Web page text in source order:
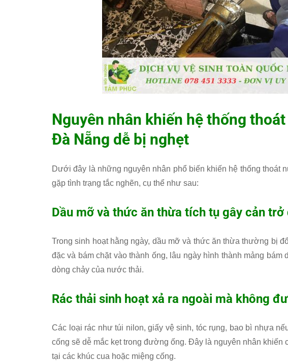
Nguyên nhân khiến hệ thống
Đà Nẵng dễ bị nghẹt
Dưới đây là những nguyên nhân phổ biến khiến hệ thống
gặp tình trạng tắc nghẽn, cụ thể như sau:
Dầu mỡ và thức ăn thừa tích tụ gây cản trở
Trong sinh hoạt hằng ngày, dầu mỡ và thức ăn thừa thường bị
đặc và bám chặt vào thành ống, lâu ngày hình thành mảng
dòng chảy của nước thải.
Rác thải sinh hoạt xả ra ngoài mà không
Các loại rác như túi nilon, giấy vệ sinh, tóc rụng, bao bì nhựa
cống sẽ dễ mắc kẹt trong đường ống. Đây là nguyên nhân
tại các khúc cua hoặc miệng cống.